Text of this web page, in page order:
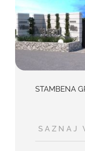
STAMBENA
SAZNAJ